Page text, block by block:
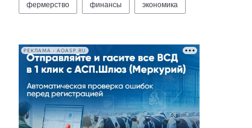
фермерство финансы экономика
РЕКЛАМА • AOASP.RU